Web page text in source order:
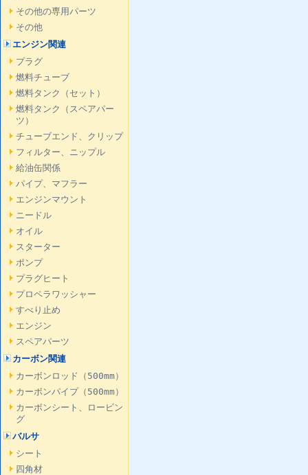
その他の専用パーツ
その他
エンジン関連
プラグ
燃料チューブ
燃料タンク（セット）
燃料タンク（スペアパー
ツ）
チューブエンド、クリップ
フィルター、ニップル
給油缶関係
パイプ、マフラー
エンジンマウント
ニードル
オイル
スターター
ポンプ
プラグヒート
プロペラワッシャー
すべり止め
エンジン
スペアパーツ
カーボン関連
カーボンロッド（500mm）
カーボンパイプ（500mm）
カーボンシート、ロービン
グ
バルサ
シート
四角材